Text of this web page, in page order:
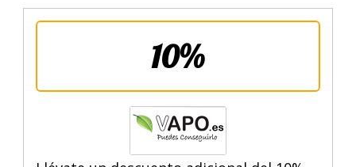
10%